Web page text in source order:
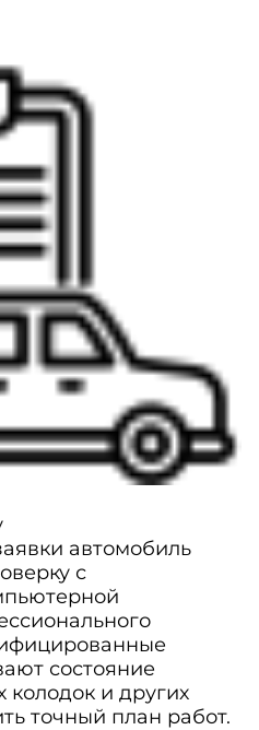
автомобиль
с
состояние
колодок и других
точный план работ.